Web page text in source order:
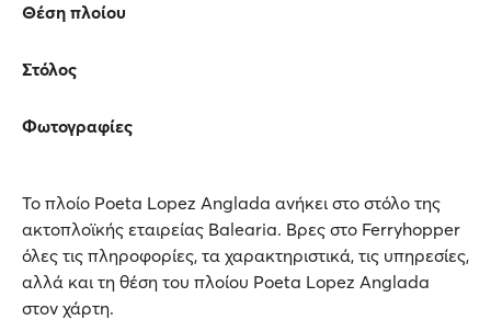
Θέση πλοίου
Στόλος
Φωτογραφίες
Το πλοίο Poeta Lopez Anglada ανήκει στο στόλο της
ακτοπλοϊκής εταιρείας Balearia. Βρες στο Ferryhopper
όλες τις πληροφορίες, τα χαρακτηριστικά, τις υπηρεσίες,
αλλά και τη θέση του πλοίου Poeta Lopez Anglada
στον χάρτη.